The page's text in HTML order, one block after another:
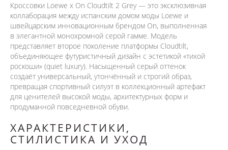
Кроссовки Loewe x On Cloudtilt 2 Grey — это эксклюзивная
коллаборация между испанским домом моды Loewe и
швейцарским инновационным брендом On, выполненная
в элегантной монохромной серой гамме. Модель
представляет второе поколение платформы Cloudtilt,
объединяющее футуристичный дизайн с эстетикой «тихой
роскоши» (quiet luxury). Насыщенный серый оттенок
создаёт универсальный, утончённый и строгий образ,
превращая спортивный силуэт в коллекционный артефакт
для ценителей высокой моды, архитектурных форм и
продуманной повседневной обуви.
ХАРАКТЕРИСТИКИ,
СТИЛИСТИКА И УХОД